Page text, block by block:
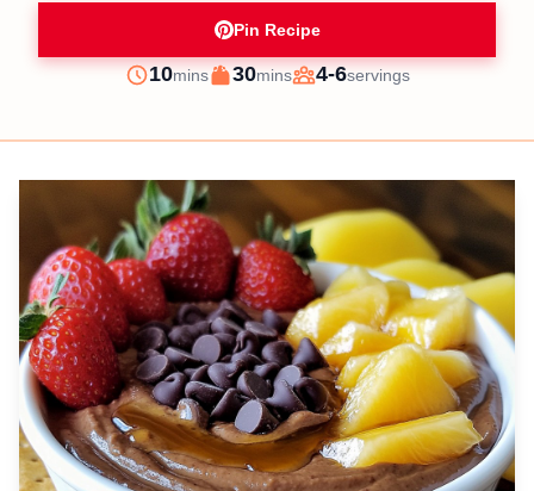
Pin Recipe
Prep
10minutes
mins
Cook
30minutes
mins
Servings
4-6servings